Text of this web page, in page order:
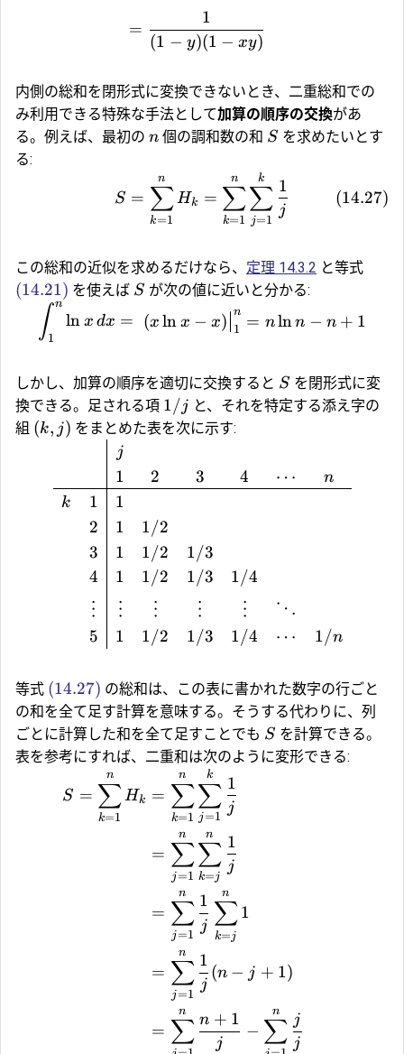
=
(1 − y)(1 − xy)
1
内側の総和を閉形式に変換できないとき、二重総和での
み利用できる特殊な手法として加算の順序の交換があ
る。例えば、最初の n 個の調和数の和 S を求めたいとす
る:
S =
k=1
∑
n
Hk =
k=1
∑
n
j=1
∑
k
j
1
(14.27)
この総和の近似を求めるだけなら、 定理 14.3.2 と等式
(14.21) を使えば S が次の値に近いと分かる:
∫1
n
ln x dx = (
(x ln x − x) 1
n = nlnn − n + 1
しかし、加算の順序を適切に交換すると S を閉形式に変
換できる。足される項 1/j と、それを特定する添え字の
組 (k, j) をまとめた表を次に示す:
k
1
2
3
4
⋮
5
j
1
1
1
1
1
⋮
1
2
1/2
1/2
1/2
⋮
1/2
3
1/3
1/3
⋮
1/3
4
1/4
⋮
1/4
⋯
⋱
⋯
n
1/n
等式 (14.27) の総和は、この表に書かれた数字の行ごと
の和を全て足す計算を意味する。そうする代わりに、列
ごとに計算した和を全て足すことでも S を計算できる。
表を参考にすれば、二重和は次のように変形できる:
S =
k=1
∑
n
Hk =
k=1
∑
n
j =1
∑
k
j
1
=
j=1
∑
n
k=j
∑
n
j
1
=
j =1
∑
n
j
1
k=j
∑
n
1
=
j=1
∑
n
j
1
(n − j + 1)
= ∑
n
j
n + 1
− ∑
n
j
j